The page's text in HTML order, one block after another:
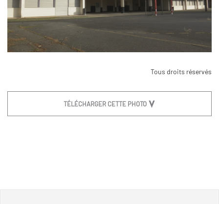
Tous droits réservés
TÉLÉCHARGER CETTE PHOTO